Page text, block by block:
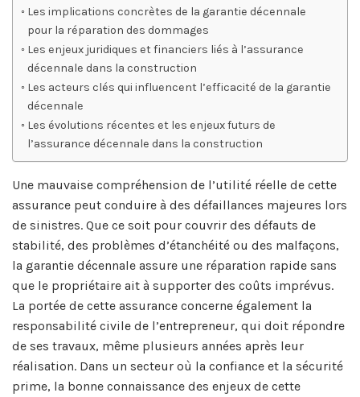
Les implications concrètes de la garantie décennale
pour la réparation des dommages
Les enjeux juridiques et financiers liés à l’assurance
décennale dans la construction
Les acteurs clés qui influencent l’efficacité de la garantie
décennale
Les évolutions récentes et les enjeux futurs de
l’assurance décennale dans la construction
Une mauvaise compréhension de l’utilité réelle de cette
assurance peut conduire à des défaillances majeures lors
de sinistres. Que ce soit pour couvrir des défauts de
stabilité, des problèmes d’étanchéité ou des malfaçons,
la garantie décennale assure une réparation rapide sans
que le propriétaire ait à supporter des coûts imprévus.
La portée de cette assurance concerne également la
responsabilité civile de l’entrepreneur, qui doit répondre
de ses travaux, même plusieurs années après leur
réalisation. Dans un secteur où la confiance et la sécurité
prime, la bonne connaissance des enjeux de cette